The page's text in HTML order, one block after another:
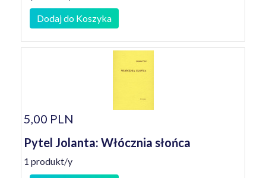
Dodaj do Koszyka
5,00 PLN
Pytel Jolanta: Włócznia słońca
1 produkt/y